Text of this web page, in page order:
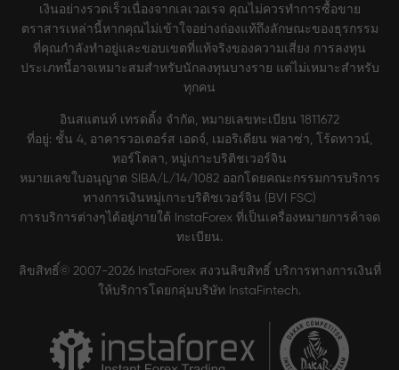
เงินอย่างรวดเร็วเนื่องจากเลเวอเรจ คุณไม่ควรทำการซื้อขาย
ตราสารเหล่านี้หากคุณไม่เข้าใจอย่างถ่องแท้ถึงลักษณะของธุรกรรม
ที่คุณกำลังทำอยู่และขอบเขตที่แท้จริงของความเสี่ยง การลงทุน
ประเภทนี้อาจเหมาะสมสำหรับนักลงทุนบางราย แต่ไม่เหมาะสำหรับ
ทุกคน
อินสแตนท์ เทรดดิ้ง จำกัด, หมายเลขทะเบียน 1811672
ที่อยู่: ชั้น 4, อาคารวอเตอร์ส เอดจ์, เมอริเดียน พลาซ่า, โร้ดทาวน์,
ทอร์โตลา, หมู่เกาะบริติชเวอร์จิน
หมายเลขใบอนุญาต SIBA/L/14/1082 ออกโดยคณะกรรมการบริการ
ทางการเงินหมู่เกาะบริติชเวอร์จิน (BVI FSC)
การบริการต่างๆได้อยู่ภายใต้ InstaForex ที่เป็นเครื่องหมายการค้าจด
ทะเบียน.
ลิขสิทธิ์© 2007-2026 InstaForex สงวนลิขสิทธิ์ บริการทางการเงินที่
ให้บริการโดยกลุ่มบริษัท InstaFintech.